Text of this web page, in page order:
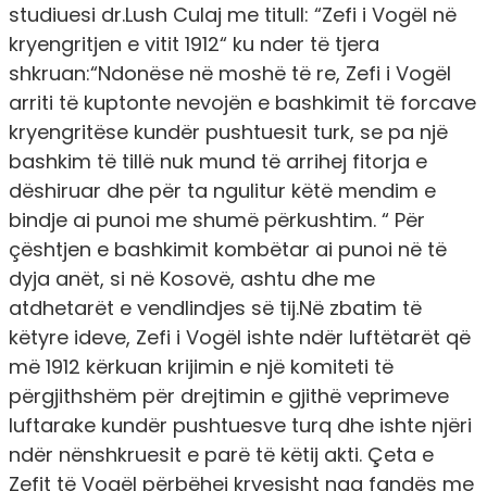
studiuesi dr.Lush Culaj me titull: “Zefi i Vogël në
kryengritjen e vitit 1912“ ku nder të tjera
shkruan:“Ndonëse në moshë të re, Zefi i Vogël
arriti të kuptonte nevojën e bashkimit të forcave
kryengritëse kundër pushtuesit turk, se pa një
bashkim të tillë nuk mund të arrihej fitorja e
dëshiruar dhe për ta ngulitur këtë mendim e
bindje ai punoi me shumë përkushtim. “ Për
çështjen e bashkimit kombëtar ai punoi në të
dyja anët, si në Kosovë, ashtu dhe me
atdhetarët e vendlindjes së tij.Në zbatim të
këtyre ideve, Zefi i Vogël ishte ndër luftëtarët që
më 1912 kërkuan krijimin e një komiteti të
përgjithshëm për drejtimin e gjithë veprimeve
luftarake kundër pushtuesve turq dhe ishte njëri
ndër nënshkruesit e parë të këtij akti. Çeta e
Zefit të Vogël përbëhej kryesisht nga fandës me